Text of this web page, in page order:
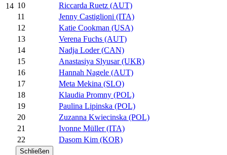
14 10
Riccarda Ruetz (AUT)
11
Jenny Castiglioni (ITA)
12
Katie Cookman (USA)
13
Verena Fuchs (AUT)
14
Nadja Loder (CAN)
15
Anastasiya Slyusar (UKR)
16
Hannah Nagele (AUT)
17
Meta Mekina (SLO)
18
Klaudia Promny (POL)
19
Paulina Lipinska (POL)
20
Zuzanna Kwiecinska (POL)
21
Ivonne Müller (ITA)
22
Dasom Kim (KOR)
Schließen